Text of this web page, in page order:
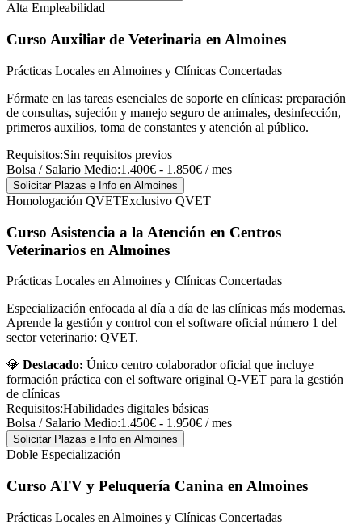
Alta Empleabilidad
Curso Auxiliar de Veterinaria en Almoines
Prácticas Locales en Almoines y Clínicas Concertadas
Fórmate en las tareas esenciales de soporte en clínicas: preparación
de consultas, sujeción y manejo seguro de animales, desinfección,
primeros auxilios, toma de constantes y atención al público.
Requisitos:Sin requisitos previos
Bolsa / Salario Medio:1.400€ - 1.850€ / mes
Solicitar Plazas e Info en Almoines
Homologación QVETExclusivo QVET
Curso Asistencia a la Atención en Centros
Veterinarios en Almoines
Prácticas Locales en Almoines y Clínicas Concertadas
Especialización enfocada al día a día de las clínicas más modernas.
Aprende la gestión y control con el software oficial número 1 del
sector veterinario: QVET.
💎 Destacado: Único centro colaborador oficial que incluye
formación práctica con el software original Q-VET para la gestión
de clínicas
Requisitos:Habilidades digitales básicas
Bolsa / Salario Medio:1.450€ - 1.950€ / mes
Solicitar Plazas e Info en Almoines
Doble Especialización
Curso ATV y Peluquería Canina en Almoines
Prácticas Locales en Almoines y Clínicas Concertadas